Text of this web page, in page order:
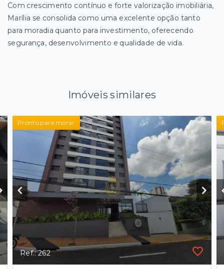
Com crescimento contínuo e forte valorização imobiliária,
Marília se consolida como uma excelente opção tanto
para moradia quanto para investimento, oferecendo
segurança, desenvolvimento e qualidade de vida.
Imóveis similares
Pronto para morar
Ref.: 262